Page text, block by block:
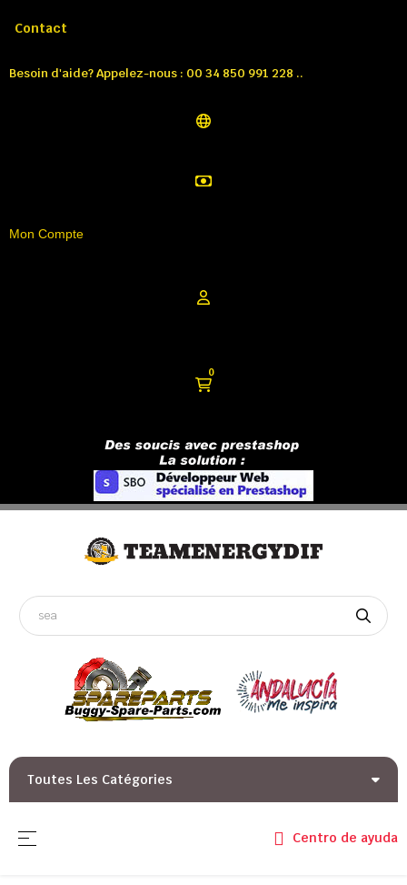
Contact
Besoin d'aide? Appelez-nous : 00 34 850 991 228 ..
Mon Compte
0
Toutes Les Catégories
Basculer la navigation
☰ Centro de ayuda